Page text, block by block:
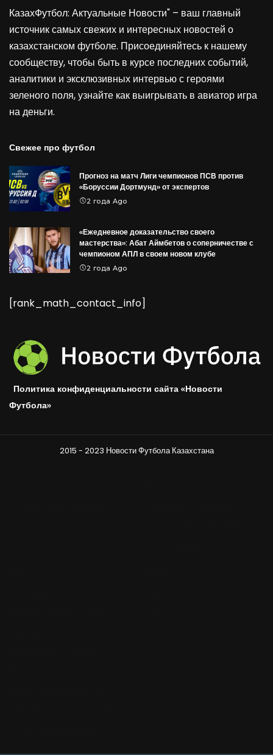
КазахФутбол: Актуальные Новости" – ваш главный
источник самых свежих и интересных новостей о
казахстанском футболе. Присоединяйтесь к нашему
сообществу, чтобы быть в курсе последних событий,
аналитики и эксклюзивных интервью с героями
зеленого поля, узнайте как выигрывать в авиатор игра
на деньги.
Свежее про футбол
Прогноз на матч Лиги чемпионов ПСВ против
«Боруссии Дортмунд» от экспертов
2 года Ago
«Ежедневное доказательство своего
мастерства»: Абат Аймбетов о соперничестве с
чемпионом АПЛ в своем новом клубе
2 года Ago
[rank_math_contact_info]
Политика конфиденциальности сайта «Новости
Футбола»
2015 - 2023 Новости Футбола Казахстана